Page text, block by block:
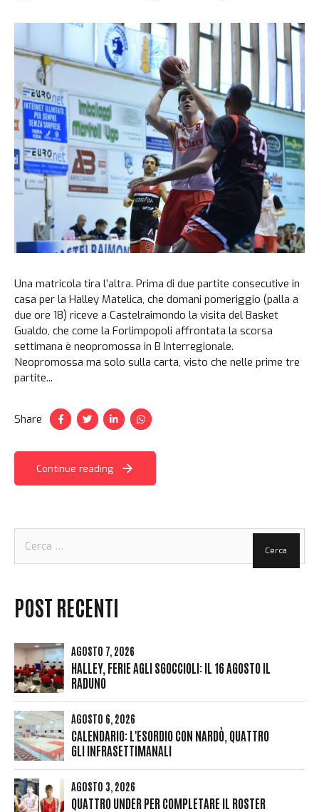
Una matricola tira l’altra. Prima di due partite consecutive in
casa per la Halley Matelica, che domani pomeriggio (palla a
due ore 18) riceve a Castelraimondo la visita del Basket
Gualdo, che come la Forlimpopoli affrontata la scorsa
settimana è neopromossa in B Interregionale.
Neopromossa ma solo sulla carta, visto che nelle prime tre
partite...
Share
Continue reading
per:
POST RECENTI
AGOSTO 7, 2026
HALLEY, FERIE AGLI SGOCCIOLI: IL 16 AGOSTO IL
RADUNO
AGOSTO 6, 2026
CALENDARIO: L'ESORDIO CON NARDÒ, QUATTRO
GLI INFRASETTIMANALI
AGOSTO 3, 2026
QUATTRO UNDER PER COMPLETARE IL ROSTER